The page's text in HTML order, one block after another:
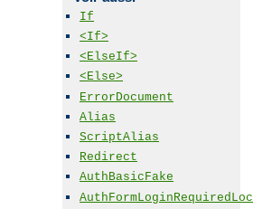
If
<If>
<ElseIf>
<Else>
ErrorDocument
Alias
ScriptAlias
Redirect
AuthBasicFake